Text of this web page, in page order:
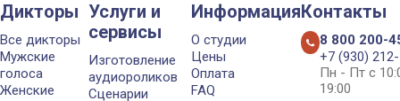
Дикторы
Все дикторы
Мужские
голоса
Женские
Услуги и
сервисы
Изготовление
аудиороликов
Сценарии
Информация
О студии
Цены
Оплата
FAQ
Контакты
8 800 200-
+7 (930)
Пн - Пт с
19:00